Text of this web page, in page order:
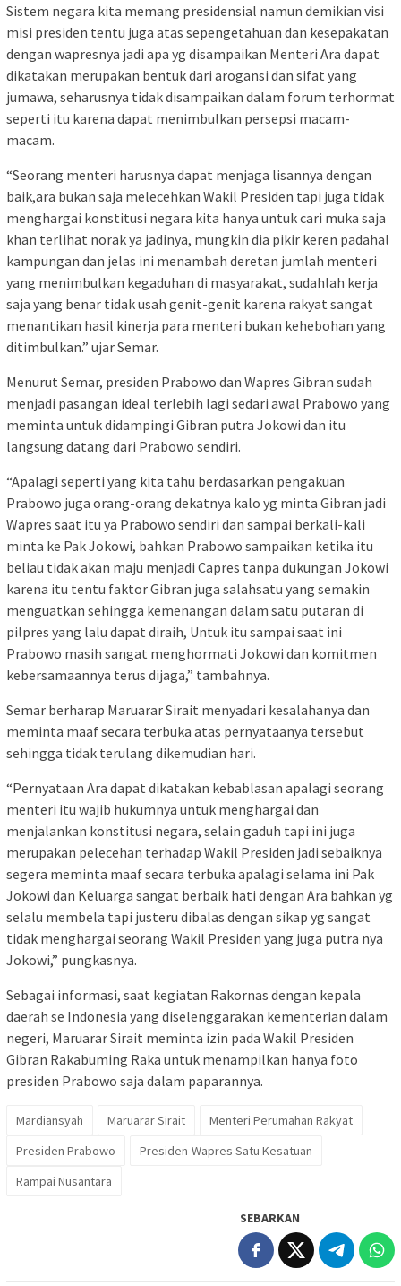
Sistem negara kita memang presidensial namun demikian visi
misi presiden tentu juga atas sepengetahuan dan kesepakatan
dengan wapresnya jadi apa yg disampaikan Menteri Ara dapat
dikatakan merupakan bentuk dari arogansi dan sifat yang
jumawa, seharusnya tidak disampaikan dalam forum terhormat
seperti itu karena dapat menimbulkan persepsi macam-
macam.
“Seorang menteri harusnya dapat menjaga lisannya dengan
baik,ara bukan saja melecehkan Wakil Presiden tapi juga tidak
menghargai konstitusi negara kita hanya untuk cari muka saja
khan terlihat norak ya jadinya, mungkin dia pikir keren padahal
kampungan dan jelas ini menambah deretan jumlah menteri
yang menimbulkan kegaduhan di masyarakat, sudahlah kerja
saja yang benar tidak usah genit-genit karena rakyat sangat
menantikan hasil kinerja para menteri bukan kehebohan yang
ditimbulkan.” ujar Semar.
Menurut Semar, presiden Prabowo dan Wapres Gibran sudah
menjadi pasangan ideal terlebih lagi sedari awal Prabowo yang
meminta untuk didampingi Gibran putra Jokowi dan itu
langsung datang dari Prabowo sendiri.
“Apalagi seperti yang kita tahu berdasarkan pengakuan
Prabowo juga orang-orang dekatnya kalo yg minta Gibran jadi
Wapres saat itu ya Prabowo sendiri dan sampai berkali-kali
minta ke Pak Jokowi, bahkan Prabowo sampaikan ketika itu
beliau tidak akan maju menjadi Capres tanpa dukungan Jokowi
karena itu tentu faktor Gibran juga salahsatu yang semakin
menguatkan sehingga kemenangan dalam satu putaran di
pilpres yang lalu dapat diraih, Untuk itu sampai saat ini
Prabowo masih sangat menghormati Jokowi dan komitmen
kebersamaannya terus dijaga,” tambahnya.
Semar berharap Maruarar Sirait menyadari kesalahanya dan
meminta maaf secara terbuka atas pernyataanya tersebut
sehingga tidak terulang dikemudian hari.
“Pernyataan Ara dapat dikatakan kebablasan apalagi seorang
menteri itu wajib hukumnya untuk menghargai dan
menjalankan konstitusi negara, selain gaduh tapi ini juga
merupakan pelecehan terhadap Wakil Presiden jadi sebaiknya
segera meminta maaf secara terbuka apalagi selama ini Pak
Jokowi dan Keluarga sangat berbaik hati dengan Ara bahkan yg
selalu membela tapi justeru dibalas dengan sikap yg sangat
tidak menghargai seorang Wakil Presiden yang juga putra nya
Jokowi,” pungkasnya.
Sebagai informasi, saat kegiatan Rakornas dengan kepala
daerah se Indonesia yang diselenggarakan kementerian dalam
negeri, Maruarar Sirait meminta izin pada Wakil Presiden
Gibran Rakabuming Raka untuk menampilkan hanya foto
presiden Prabowo saja dalam paparannya.
Mardiansyah Maruarar Sirait
Menteri Perumahan Rakyat
Presiden Prabowo
Presiden-Wapres Satu Kesatuan
Rampai Nusantara
SEBARKAN